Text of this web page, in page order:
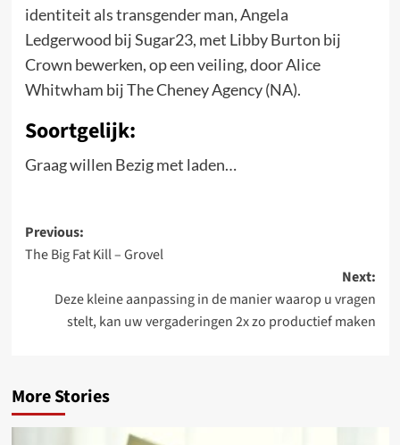
identiteit als transgender man, Angela
Ledgerwood bij Sugar23, met Libby Burton bij
Crown bewerken, op een veiling, door Alice
Whitwham bij The Cheney Agency (NA).
Soortgelijk:
Graag willen Bezig met laden…
Post
navigation
Previous:
The Big Fat Kill – Grovel
Next:
Deze kleine aanpassing in de manier waarop u vragen
stelt, kan uw vergaderingen 2x zo productief maken
More Stories